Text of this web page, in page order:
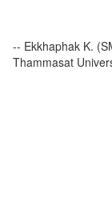
-- Ekkhaphak K.
Thammasat